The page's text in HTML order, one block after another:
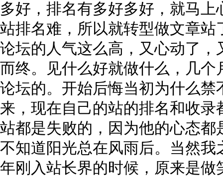
多好，排名有多好多好，就马
站排名难，所以就转型做文章
论坛的人气这么高，又心动了
而终。见什么好就做什么，几
论坛的。开始后悔当初为什么
来，现在自己的站的排名和收
站都是失败的，因为他的心态
不知道阳光总在风雨后。当然
年刚入站长界的时候，原来是